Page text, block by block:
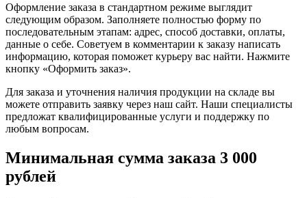
Оформление заказа в стандартном режиме выглядит
следующим образом. Заполняете полностью форму по
последовательным этапам: адрес, способ доставки, оплаты,
данные о себе. Советуем в комментарии к заказу написать
информацию, которая поможет курьеру вас найти. Нажмите
кнопку «Оформить заказ».
Для заказа и уточнения наличия продукции на складе вы
можете отправить заявку через наш сайт. Наши специалисты
предложат квалифицированные услуги и поддержку по
любым вопросам.
Минимальная сумма заказа 3 000
рублей